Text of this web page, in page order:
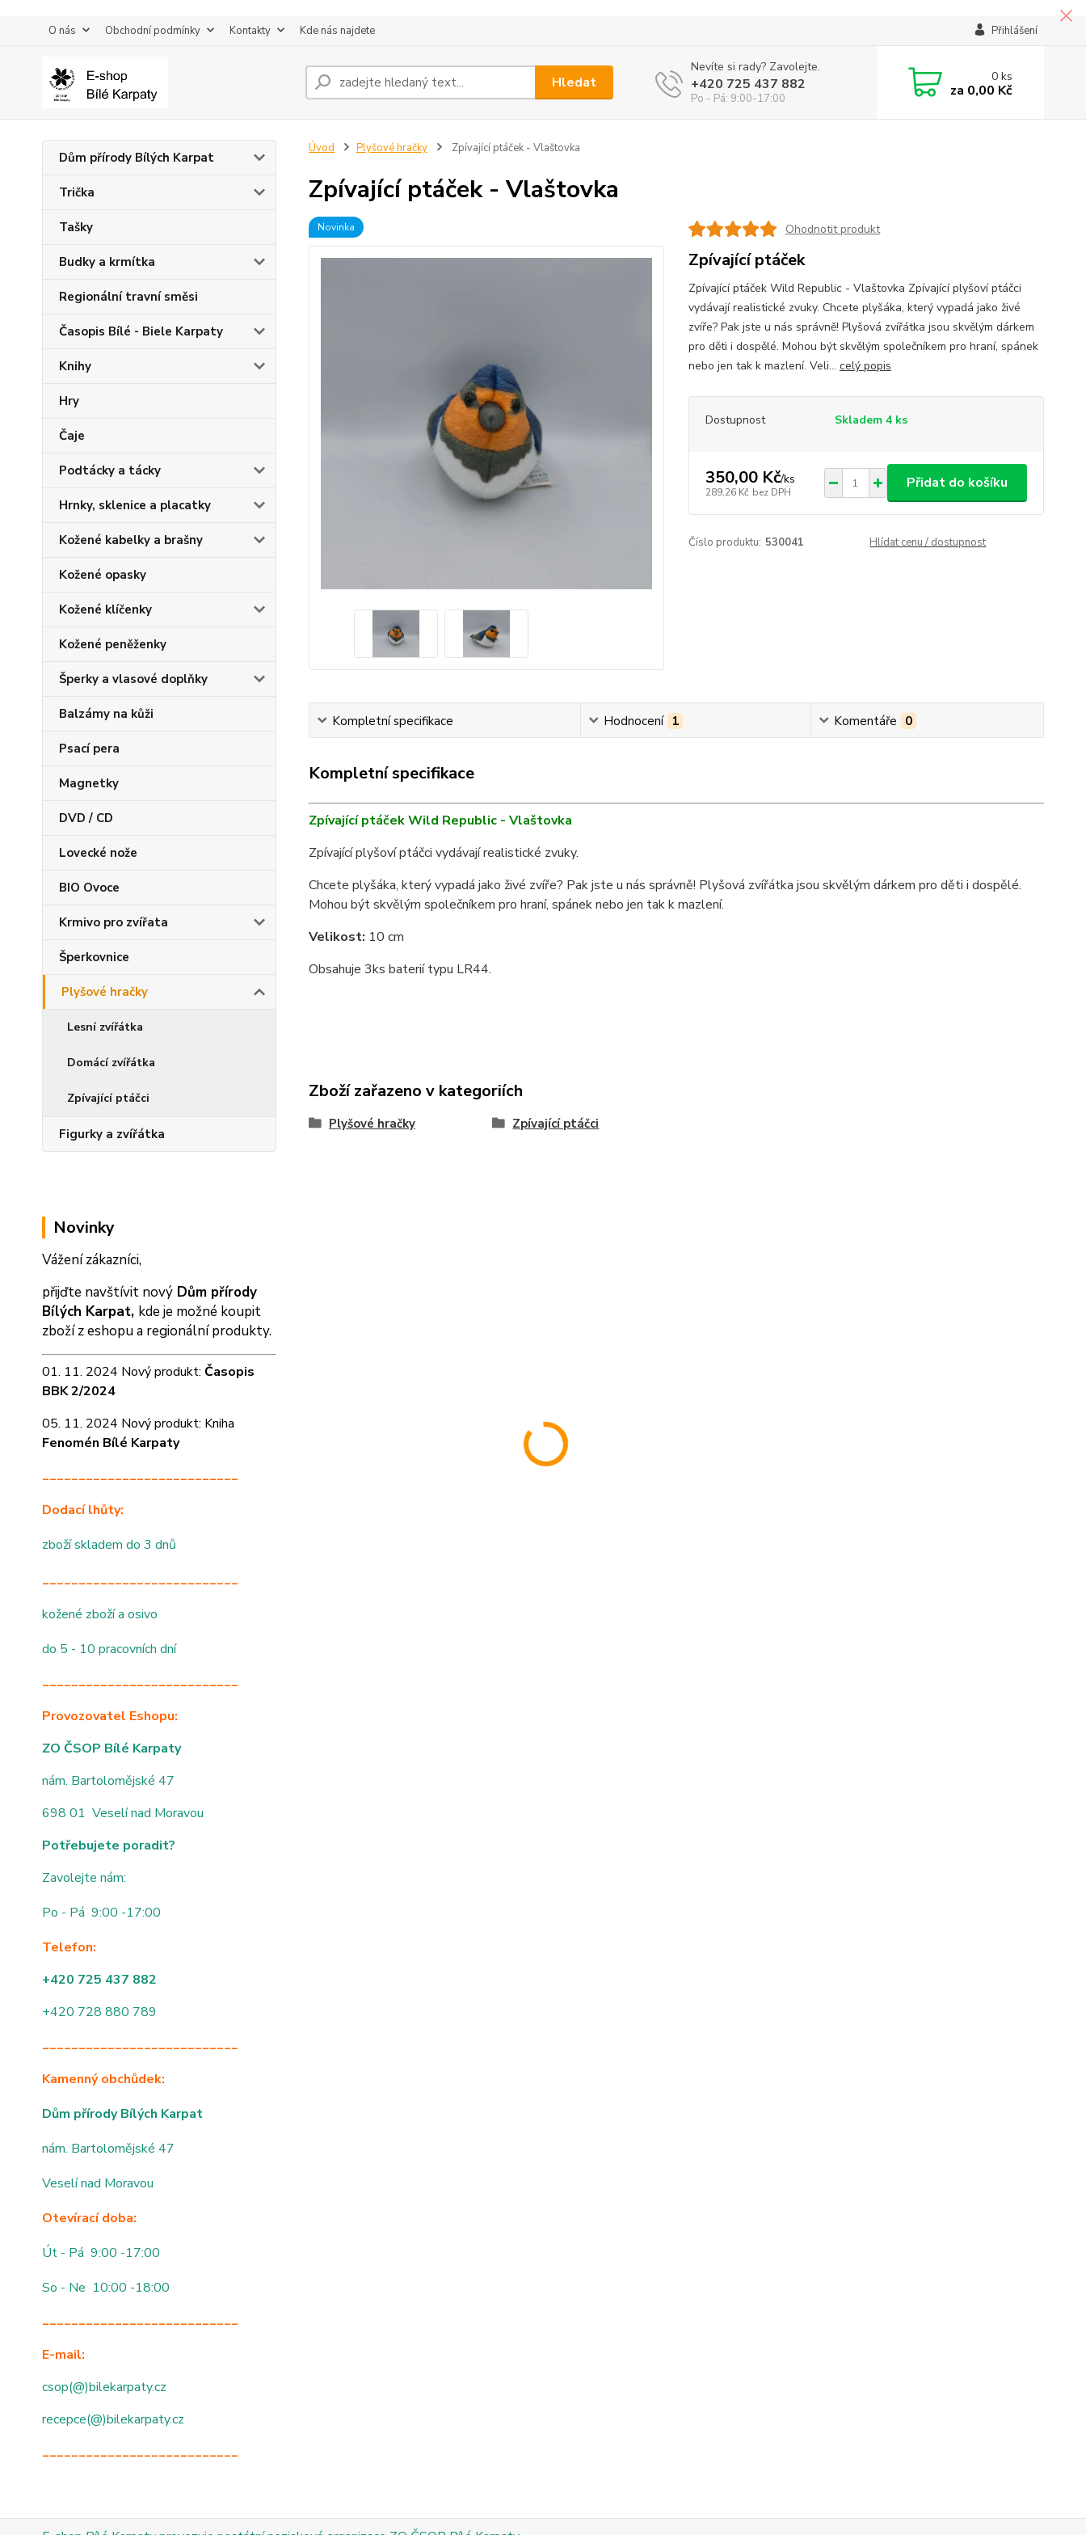
O nás Obchodní podmínky Kontakty Kde nás najdete Přihlášení
Hledat
Nevíte si rady? Zavolejte.
+420 725 437 882
Po - Pá: 9:00-17:00
0ks
za 0,00 Kč
Dům přírody Bílých Karpat
Trička
Tašky
Budky a krmítka
Regionální travní směsi
Časopis Bílé - Biele Karpaty
Knihy
Hry
Čaje
Podtácky a tácky
Hrnky, sklenice a placatky
Kožené kabelky a brašny
Kožené opasky
Kožené klíčenky
Kožené peněženky
Šperky a vlasové doplňky
Balzámy na kůži
Psací pera
Magnetky
DVD / CD
Lovecké nože
BIO Ovoce
Krmivo pro zvířata
Šperkovnice
Plyšové hračky
Lesní zvířátka
Domácí zvířátka
Zpívající ptáčci
Figurky a zvířátka
Novinky
Vážení zákazníci,
přijďte navštívit nový Dům přírody
Bílých Karpat, kde je možné koupit
zboží z eshopu a regionální produkty.
01. 11. 2024 Nový produkt: Časopis
BBK 2/2024
05. 11. 2024 Nový produkt: Kniha
Fenomén Bílé Karpaty
___________________________
Dodací lhůty:
zboží skladem do 3 dnů
___________________________
kožené zboží a osivo
do 5 - 10 pracovních dní
___________________________
Provozovatel Eshopu:
ZO ČSOP Bílé Karpaty
nám. Bartolomějské 47
698 01 Veselí nad Moravou
Potřebujete poradit?
Zavolejte nám:
Po - Pá 9:00 -17:00
Telefon:
+420 725 437 882
+420 728 880 789
___________________________
Kamenný obchůdek:
Dům přírody Bílých Karpat
nám. Bartolomějské 47
Veselí nad Moravou
Otevírací doba:
Út - Pá 9:00 -17:00
So - Ne 10:00 -18:00
___________________________
E-mail:
csop(@)bilekarpaty.cz
recepce(@)bilekarpaty.cz
___________________________
Úvod Plyšové hračky Zpívající ptáček - Vlaštovka
Zpívající ptáček - Vlaštovka
Novinka Ohodnotit produkt
Zpívající ptáček
Zpívající ptáček Wild Republic - Vlaštovka Zpívající plyšoví ptáčci
vydávají realistické zvuky. Chcete plyšáka, který vypadá jako živé
zvíře? Pak jste u nás správně! Plyšová zvířátka jsou skvělým dárkem
pro děti i dospělé. Mohou být skvělým společníkem pro hraní, spánek
nebo jen tak k mazlení. Veli... celý popis
Dostupnost Skladem 4 ks
350,00 Kč/ks
289,26 Kč bez DPH
Přidat do košíku
Číslo produktu: 530041 Hlídat cenu / dostupnost
Kompletní specifikace Hodnocení 1 Komentáře 0
Kompletní specifikace
Zpívající ptáček Wild Republic - Vlaštovka
Zpívající plyšoví ptáčci vydávají realistické zvuky.
Chcete plyšáka, který vypadá jako živé zvíře? Pak jste u nás správně! Plyšová zvířátka jsou skvělým dárkem pro děti i dospělé.
Mohou být skvělým společníkem pro hraní, spánek nebo jen tak k mazlení.
Velikost: 10 cm
Obsahuje 3ks baterií typu LR44.
Zboží zařazeno v kategoriích
Plyšové hračky Zpívající ptáčci